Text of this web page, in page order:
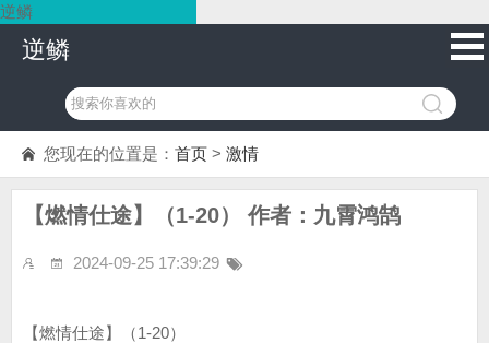
逆鳞
逆鳞
您现在的位置是： 首页 > 激情
【燃情仕途】（1-20） 作者：九霄鸿鹄
2024-09-25 17:39:29
【燃情仕途】（1-20）